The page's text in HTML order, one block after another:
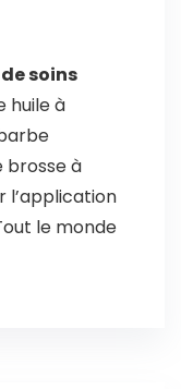
soins
huile à
brosse à
l’application
le monde